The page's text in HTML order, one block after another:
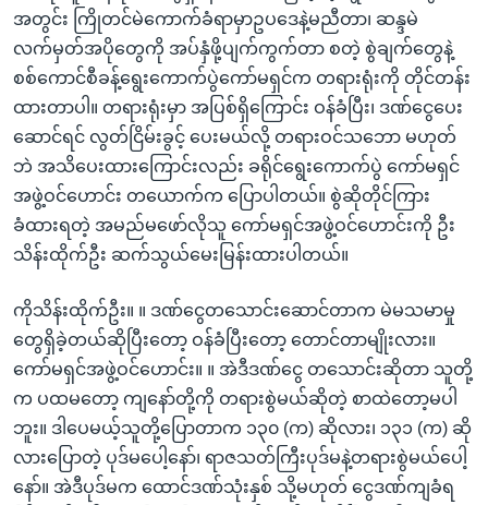
သို့
ကျော်
ရန်
အတွင်း ကြိုတင်မဲကောက်ခံရာမှာဥပဒေနဲ့မညီတာ၊ ဆန္ဒမဲ
လက်မှတ်အပိုတွေကို အပ်နှံဖို့ပျက်ကွက်တာ စတဲ့ စွဲချက်တွေနဲ့
စစ်ကောင်စီခန့်ရွေးကောက်ပွဲကော်မရှင်က တရားရုံးကို တိုင်တန်း
ထားတာပါ။ တရားရုံးမှာ အပြစ်ရှိကြောင်း ဝန်ခံပြီး၊ ဒဏ်ငွေပေး
ဆောင်ရင် လွတ်ငြိမ်းခွင့် ပေးမယ်လို့ တရားဝင်သဘော မဟုတ်
ဘဲ အသိပေးထားကြောင်းလည်း ခရိုင်ရွေးကောက်ပွဲ ကော်မရှင်
အဖွဲ့ဝင်ဟောင်း တယောက်က ပြောပါတယ်။ စွဲဆိုတိုင်ကြား
ခံထားရတဲ့ အမည်မဖော်လိုသူ ကော်မရှင်အဖွဲ့ဝင်ဟောင်းကို ဦး
သိန်းထိုက်ဦး ဆက်သွယ်မေးမြန်းထားပါတယ်။
ကိုသိန်းထိုက်ဦး။ ။ ဒဏ်ငွေတသောင်းဆောင်တာက မဲမသမာမှု
တွေရှိခဲ့တယ်ဆိုပြီးတော့ ဝန်ခံပြီးတော့ တောင်တာမျိုးလား။
ကော်မရှင်အဖွဲ့ဝင်ဟောင်း။ ။ အဲဒီဒဏ်ငွေ တသောင်းဆိုတာ သူတို့
က ပထမတော့ ကျနော်တို့ကို တရားစွဲမယ်ဆိုတဲ့ စာထဲတော့မပါ
ဘူး။ ဒါပေမယ့်သူတို့ပြောတာက ၁၃၀ (က) ဆိုလား၊ ၁၃၁ (က) ဆို
လားပြောတဲ့ ပုဒ်မပေါ့နော်၊ ရာဇသတ်ကြီးပုဒ်မနဲ့တရားစွဲမယ်ပေါ့
နော်။ အဲဒီပုဒ်မက ထောင်ဒဏ်သုံးနှစ် သို့မဟုတ် ငွေဒဏ်ကျခံရ